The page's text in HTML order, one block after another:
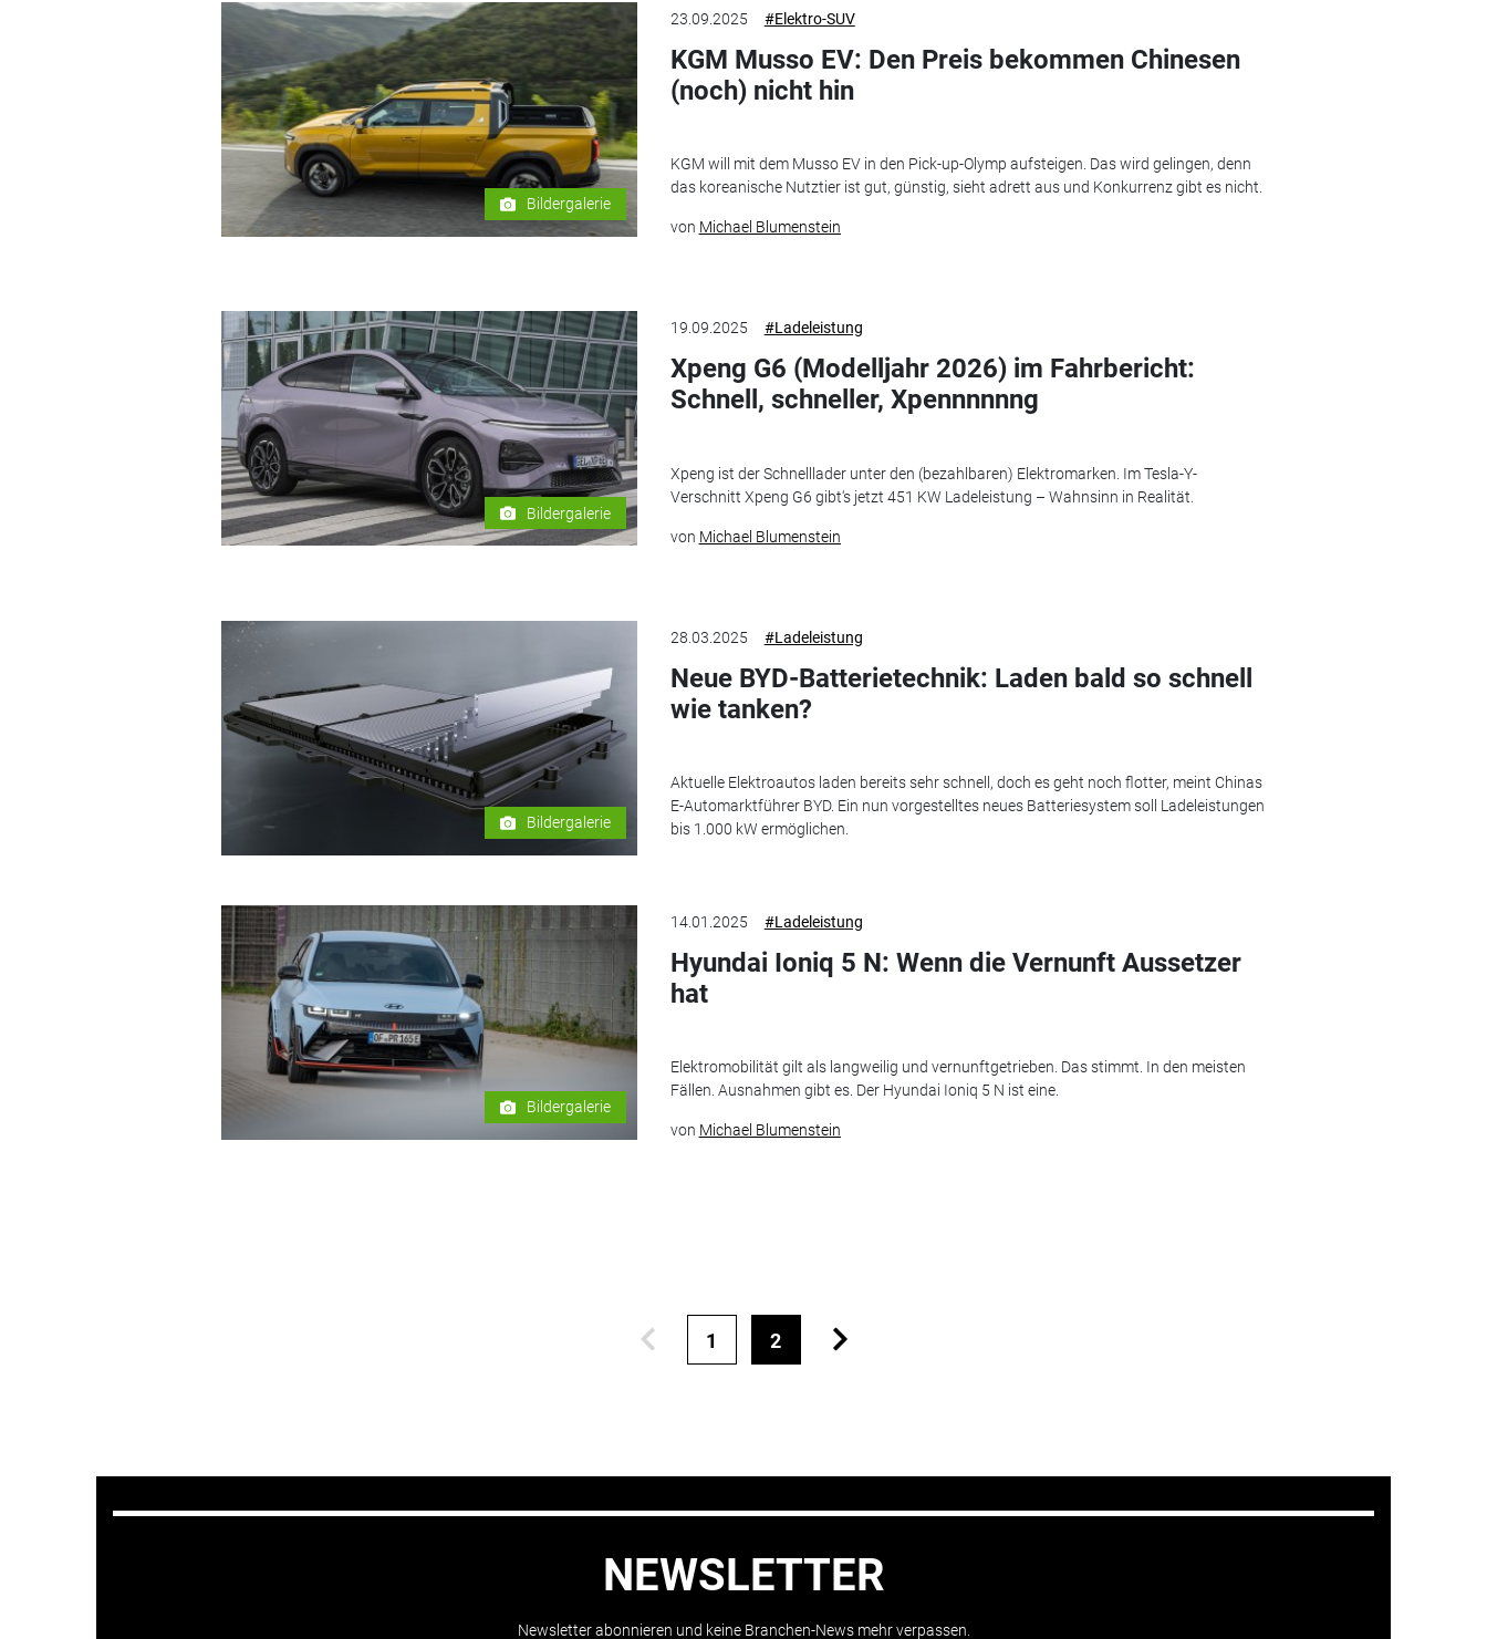
Bildergalerie
23.09.2025 #Elektro-SUV
KGM Musso EV: Den Preis bekommen Chinesen
(noch) nicht hin
KGM will mit dem Musso EV in den Pick-up-Olymp aufsteigen. Das wird gelingen, denn
das koreanische Nutztier ist gut, günstig, sieht adrett aus und Konkurrenz gibt es nicht.
von Michael Blumenstein
Bildergalerie
19.09.2025 #Ladeleistung
Xpeng G6 (Modelljahr 2026) im Fahrbericht:
Schnell, schneller, Xpennnnnng
Xpeng ist der Schnelllader unter den (bezahlbaren) Elektromarken. Im Tesla-Y-
Verschnitt Xpeng G6 gibt‘s jetzt 451 KW Ladeleistung – Wahnsinn in Realität.
von Michael Blumenstein
Bildergalerie
28.03.2025 #Ladeleistung
Neue BYD-Batterietechnik: Laden bald so schnell
wie tanken?
Aktuelle Elektroautos laden bereits sehr schnell, doch es geht noch flotter, meint Chinas
E-Automarktführer BYD. Ein nun vorgestelltes neues Batteriesystem soll Ladeleistungen
bis 1.000 kW ermöglichen.
Bildergalerie
14.01.2025 #Ladeleistung
Hyundai Ioniq 5 N: Wenn die Vernunft Aussetzer
hat
Elektromobilität gilt als langweilig und vernunftgetrieben. Das stimmt. In den meisten
Fällen. Ausnahmen gibt es. Der Hyundai Ioniq 5 N ist eine.
von Michael Blumenstein
1 2
NEWSLETTER
Newsletter abonnieren und keine Branchen-News mehr verpassen.